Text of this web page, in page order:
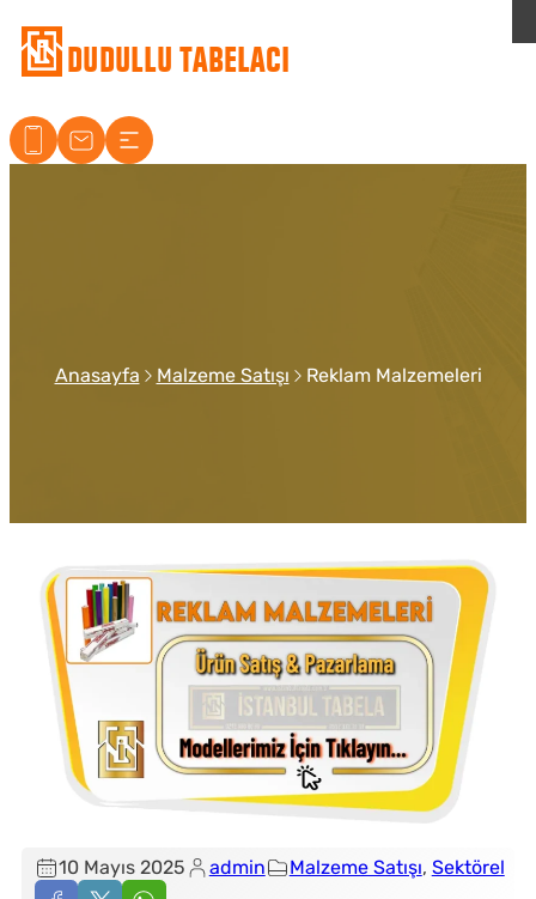
Anasayfa Malzeme Satışı Reklam Malzemeleri
10 Mayıs 2025 admin Malzeme Satışı, Sektörel